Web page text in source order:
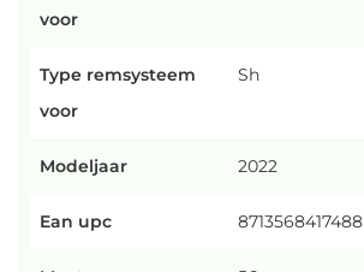
voor
Type remsysteem
voor
Sh
Modeljaar 2022
Ean upc 8713568417488